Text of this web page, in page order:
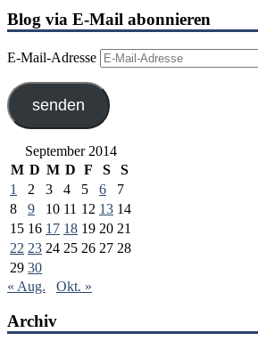
Blog via E-Mail abonnieren
E-Mail-Adresse
senden
September 2014
M D M D F S
S
1
2 3 4 5 6
7
8
9 10 11 12 13 14
15 16 17 18 19 20 21
22 23 24 25 26 27 28
29 30
« Aug.
Okt. »
Archiv